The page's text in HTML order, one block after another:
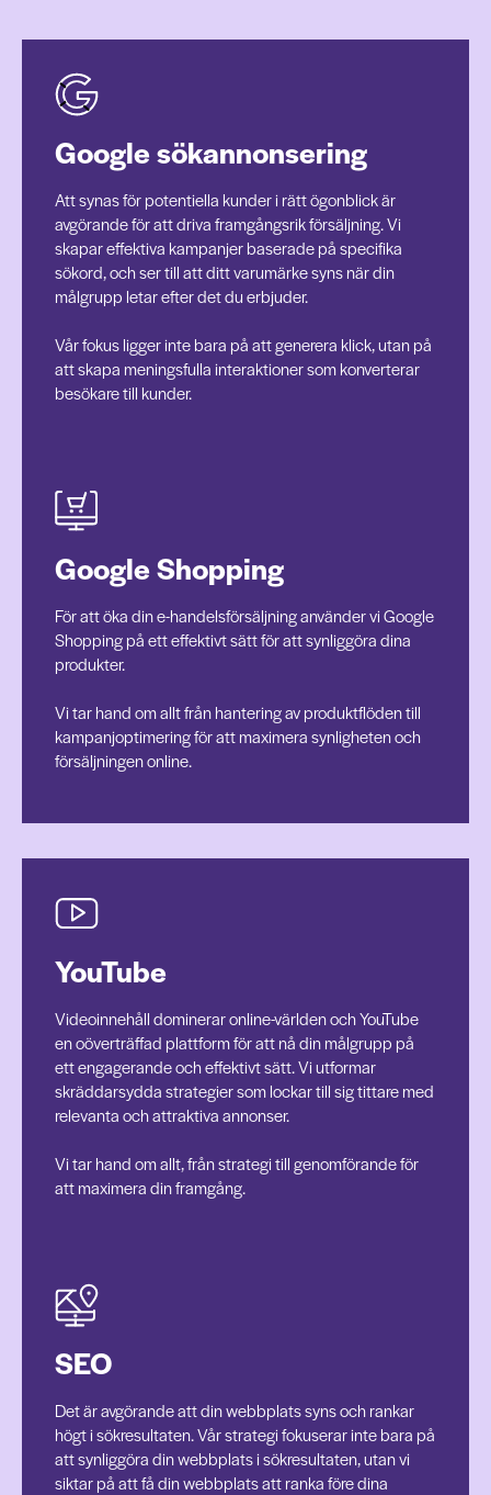
Google sökannonsering
Att synas för potentiella kunder i rätt ögonblick är
avgörande för att driva framgångsrik försäljning. Vi
skapar effektiva kampanjer baserade på specifika
sökord, och ser till att ditt varumärke syns när din
målgrupp letar efter det du erbjuder.
Vår fokus ligger inte bara på att generera klick, utan på
att skapa meningsfulla interaktioner som konverterar
besökare till kunder.
Google Shopping
För att öka din e-handelsförsäljning använder vi Google
Shopping på ett effektivt sätt för att synliggöra dina
produkter.
Vi tar hand om allt från hantering av produktflöden till
kampanjoptimering för att maximera synligheten och
försäljningen online.
YouTube
Videoinnehåll dominerar online-världen och YouTube
en oöverträffad plattform för att nå din målgrupp på
ett engagerande och effektivt sätt. Vi utformar
skräddarsydda strategier som lockar till sig tittare med
relevanta och attraktiva annonser.
Vi tar hand om allt, från strategi till genomförande för
att maximera din framgång.
SEO
Det är avgörande att din webbplats syns och rankar
högt i sökresultaten. Vår strategi fokuserar inte bara på
att synliggöra din webbplats i sökresultaten, utan vi
siktar på att få din webbplats att ranka före dina